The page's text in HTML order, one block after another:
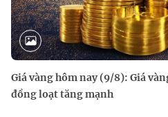
Giá vàng hôm nay (9/8): Giá
đồng loạt tăng mạnh